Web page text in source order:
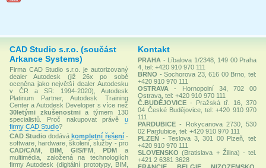
CAD Studio s.r.o. (součást
Arkance Systems)
Firma CAD Studio s.r.o. je autorizovaný
dealer Autodesk (již 26x po sobě
oceněna jako největší dealer Autodesku
v ČR a SR: 1994-2020), Autodesk
Platinum Partner, Autodesk Training
Center a Autodesk Developer s více než
30letými zkušenostmia týmem 130
specialistů. Proč nakupovat právě u
firmy CAD Studio?
CAD Studio dodávákompletní řešení-
software, hardware, školení, služby - pro
CAD/CAM
BIM,GIS/FM ,PDM a
multimédia, založená na technologiích
firmy Autodesk (digitální prototypy, BIM,
Kontakt
PRAHA - Líbalova 1/2348, 149 00 Praha
4, tel: +420 910 970 111
BRNO - Sochorova 23, 616 00 Brno, tel:
+420 910 970 111
OSTRAVA
- Hornopolní 34, 702 00
Ostrava, tel: +420 910 970 111
Č.BUDĚJOVICE - Pražská tř. 16, 370
04 České Budějovice, tel: +420 910 970
111
PARDUBICE - Rokycanova 2730, 530
02 Pardubice, tel: +420 910 970 111
PLZEŇ - Teslova 3, 301 00 Plzeň, tel:
+420 910 970 111
SLOVENSKO (Bratislava + Žilina) - tel.
+421 2 6381 3628